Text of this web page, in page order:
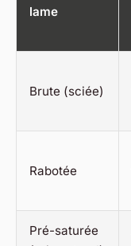
lame
Brute (sciée)
Rabotée
Pré-saturée